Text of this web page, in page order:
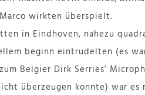
wirkten überspielt.
in Eindhoven, nahezu
beginn eintrudelten (es
Belgier Dirk Serries’
überzeugen konnte) war es